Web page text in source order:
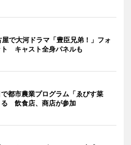
で大河ドラマ「豊臣兄弟！」フォ
ト キャスト全身パネルも
都市農業プログラム「ゑびす菜
る 飲食店、商店が参加